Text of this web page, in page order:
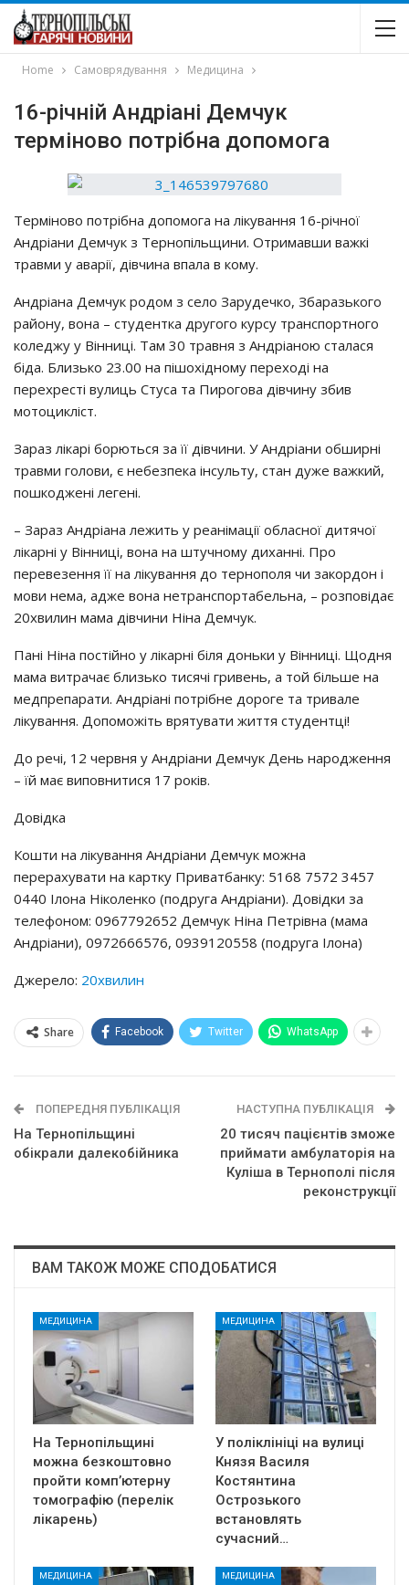
Home Самоврядування Медицина
16-річній Андріані Демчук
терміново потрібна допомога
Терміново потрібна допомога на лікування 16-річної
Андріани Демчук з Тернопільщини. Отримавши важкі
травми у аварії, дівчина впала в кому.
Андріана Демчук родом з село Зарудечко, Збаразького
району, вона – студентка другого курсу транспортного
коледжу у Вінниці. Там 30 травня з Андріаною сталася
біда. Близько 23.00 на пішохідному переході на
перехресті вулиць Стуса та Пирогова дівчину збив
мотоцикліст.
Зараз лікарі борються за її дівчини. У Андріани обширні
травми голови, є небезпека інсульту, стан дуже важкий,
пошкоджені легені.
– Зараз Андріана лежить у реанімації обласної дитячої
лікарні у Вінниці, вона на штучному диханні. Про
перевезення її на лікування до тернополя чи закордон і
мови нема, адже вона нетранспортабельна, – розповідає
20хвилин мама дівчини Ніна Демчук.
Пані Ніна постійно у лікарні біля доньки у Вінниці. Щодня
мама витрачає близько тисячі гривень, а той більше на
медпрепарати. Андріані потрібне дороге та тривале
лікування. Допоможіть врятувати життя студентці!
До речі, 12 червня у Андріани Демчук День народження
– їй має виповнитися 17 років.
Довідка
Кошти на лікування Андріани Демчук можна
перерахувати на картку Приватбанку: 5168 7572 3457
0440 Ілона Ніколенко (подруга Андріани). Довідки за
телефоном: 0967792652 Демчук Ніна Петрівна (мама
Андріани), 0972666576, 0939120558 (подруга Ілона)
Джерело: 20хвилин
Share Facebook Twitter WhatsApp
ПОПЕРЕДНЯ ПУБЛІКАЦІЯ
На Тернопільщині
обікрали далекобійника
НАСТУПНА ПУБЛІКАЦІЯ
20 тисяч пацієнтів зможе
приймати амбулаторія на
Куліша в Тернополі після
реконструкції
ВАМ ТАКОЖ МОЖЕ СПОДОБАТИСЯ
МЕДИЦИНА
На Тернопільщині
можна безкоштовно
пройти комп’ютерну
томографію (перелік
лікарень)
МЕДИЦИНА
У поліклініці на вулиці
Князя Василя
Костянтина
Острозького
встановлять
сучасний…
МЕДИЦИНА МЕДИЦИНА